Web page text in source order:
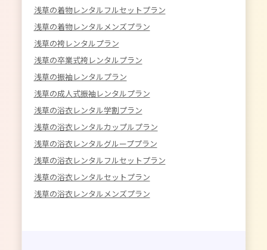
浅草の着物レンタルフルセットプラン
浅草の着物レンタルメンズプラン
浅草の袴レンタルプラン
浅草の卒業式袴レンタルプラン
浅草の振袖レンタルプラン
浅草の成人式振袖レンタルプラン
浅草の浴衣レンタル学割プラン
浅草の浴衣レンタルカップルプラン
浅草の浴衣レンタルグループプラン
浅草の浴衣レンタルフルセットプラン
浅草の浴衣レンタルセットプラン
浅草の浴衣レンタルメンズプラン